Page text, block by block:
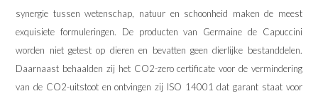
synergie tussen wetenschap, natuur en schoonheid maken de meest
exquisiete formuleringen. De producten van Germaine de Capuccini
worden niet getest op dieren en bevatten geen dierlijke bestanddelen.
Daarnaast behaalden zij het CO2-zero certificate voor de vermindering
van de CO2-uitstoot en ontvingen zij ISO 14001 dat garant staat voor